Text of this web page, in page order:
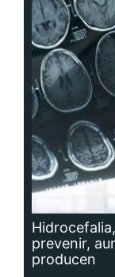
prevenir,
producen